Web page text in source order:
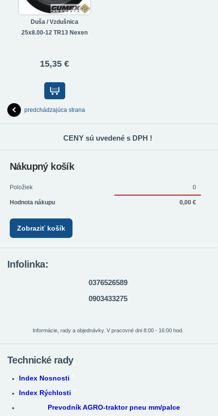
Duša / Vzdušnica
25x8.00-12 TR13 Nexen
15,35 €
predchádzajúca strana
CENY sú uvedené s DPH !
Nákupný košík
Položiek 0
Hodnota nákupu 0,00 €
Zobraziť košík
Infolinka:
0376526589
0903433275
Informácie, rady a objednávky. V pracovné dni 8:00 - 16:00 hod.
Technické rady
Index Nosnosti
Index Rýchlosti
Prevodník AGRO-traktor pneu mm/palce